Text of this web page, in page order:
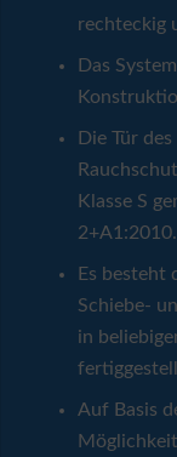
rechteckig
Das
Die Tür
Klasse S
2+A1:2010.
Es besteht
Schiebe-
in
Auf Basis